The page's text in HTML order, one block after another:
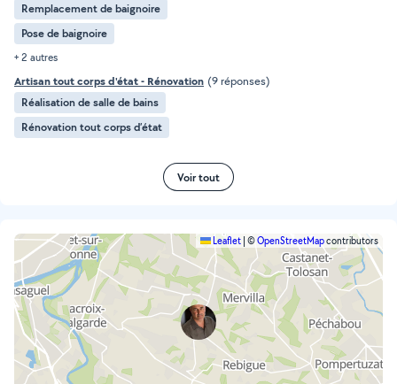
Remplacement de baignoire
Pose de baignoire
+ 2 autres
Artisan tout corps d'état - Rénovation (9 réponses)
Réalisation de salle de bains
Rénovation tout corps d’état
Voir tout
Leaflet ©OpenStreetMapcontributors